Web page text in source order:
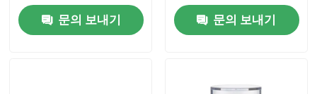
지정 색상
문의 보내기 문의 보내기